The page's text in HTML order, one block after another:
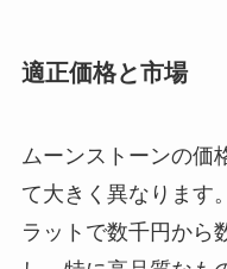
適正価格と市場
ムーンストーンの価
て大きく異なります
ラットで数千円から